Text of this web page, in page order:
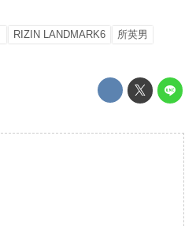
RIZIN LANDMARK6
所英男